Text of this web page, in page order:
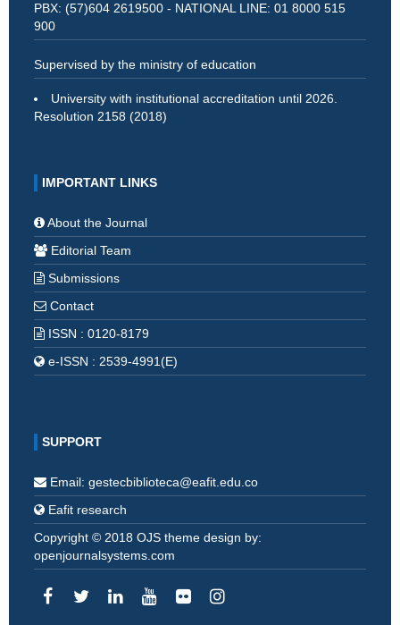
PBX: (57)604 2619500 - NATIONAL LINE: 01 8000 515
900
Supervised by the ministry of education
University with institutional accreditation until 2026.
Resolution 2158 (2018)
IMPORTANT LINKS
About the Journal
Editorial Team
Submissions
Contact
ISSN : 0120-8179
e-ISSN : 2539-4991(E)
SUPPORT
Email: gestecbiblioteca@eafit.edu.co
Eafit research
Copyright © 2018 OJS theme design by:
openjournalsystems.com